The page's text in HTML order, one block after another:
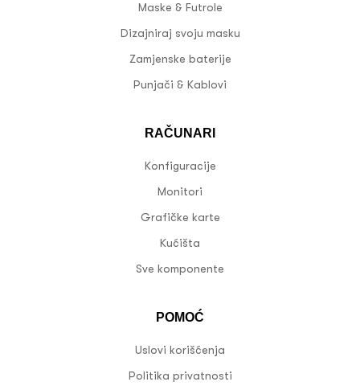
Maske & Futrole
Dizajniraj svoju masku
Zamjenske baterije
Punjači & Kablovi
RAČUNARI
Konfiguracije
Monitori
Grafičke karte
Kućišta
Sve komponente
POMOĆ
Uslovi korišćenja
Politika privatnosti